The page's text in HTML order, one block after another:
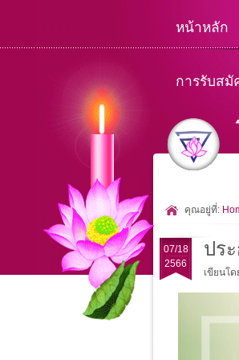
หน้าหลัก
การรับสมั
คุณอยู่ที่:
07/18
2566
ปร
เขียนโ